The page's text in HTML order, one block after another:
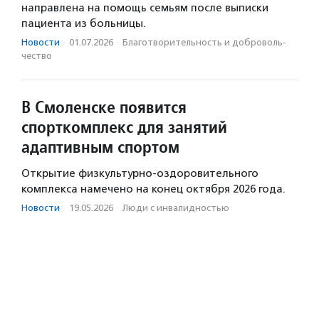
направлена на помощь семьям после выписки
пациента из больницы.
Новости · 01.07.2026 · Благотвори­тель­ность и доброволь­
чест­во
В Смоленске появится
спорткомплекс для занятий
адаптивным спортом
Открытие физкультурно-оздоровительного
комплекса намечено на конец октября 2026 года.
Новости · 19.05.2026 · Люди с инвалидностью